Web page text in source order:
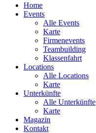
Home
Events
Alle Events
Karte
Firmenevents
Teambuilding
Klassenfahrt
Locations
Alle Locations
Karte
Unterkünfte
Alle Unterkünfte
Karte
Magazin
Kontakt